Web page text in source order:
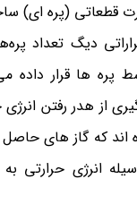
قطعاتی (پره ای)
دیگ تعداد
ها قرار داده
از هدر رفتن
که گاز های حاصل
انرژی حرارتی